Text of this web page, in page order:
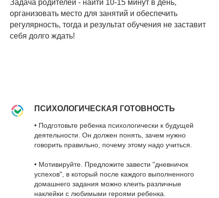
Задача родителей - найти 10-15 минут в день,
организовать место для занятий и обеспечить
регулярность, тогда и результат обучения не заставит
себя долго ждать!
ПСИХОЛОГИЧЕСКАЯ ГОТОВНОСТЬ
• Подготовьте ребенка психологически к будущей
деятельности. Он должен понять, зачем нужно
говорить правильно, почему этому надо учиться.
• Мотивируйте. Предложите завести "дневничок
успехов", в который после каждого выполненного
домашнего задания можно клеить различные
наклейки с любимыми героями ребенка.